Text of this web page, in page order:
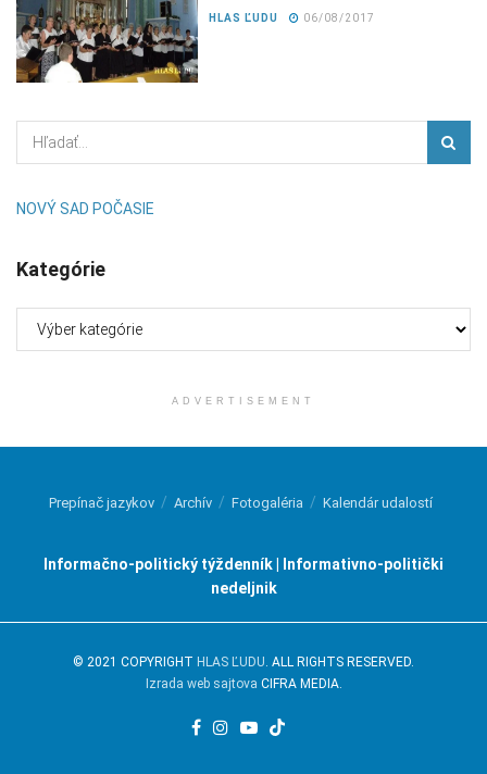
HLAS ĽUDU 06/08/2017
NOVÝ SAD POČASIE
Kategórie
Kategórie
ADVERTISEMENT
Prepínač jazykov Archív Fotogaléria Kalendár udalostí
Informačno-politický týždenník | Informativno-politički
nedeljnik
© 2021 COPYRIGHT HLAS ĽUDU. ALL RIGHTS RESERVED.
Izrada web sajtova CIFRA MEDIA.